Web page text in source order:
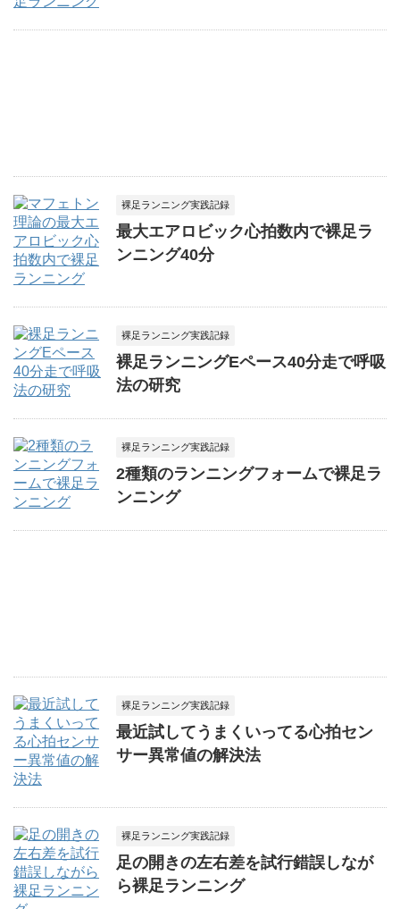
裸足ランニング実践記録
最大エアロビック心拍数内で裸足ラ
ンニング40分
裸足ランニング実践記録
裸足ランニングEペース40分走で呼吸
法の研究
裸足ランニング実践記録
2種類のランニングフォームで裸足ラ
ンニング
裸足ランニング実践記録
最近試してうまくいってる心拍セン
サー異常値の解決法
裸足ランニング実践記録
足の開きの左右差を試行錯誤しなが
ら裸足ランニング